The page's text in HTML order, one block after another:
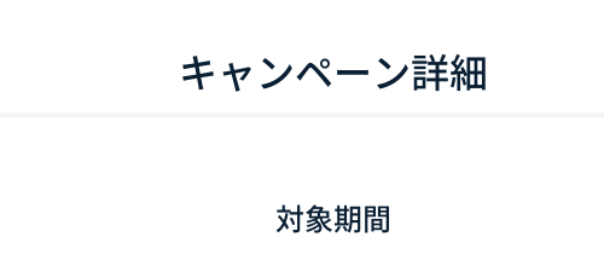
キャンペーン詳細
対象期間